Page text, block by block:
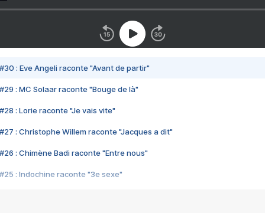
#30 : Eve Angeli raconte "Avant de partir"
#29 : MC Solaar raconte "Bouge de là"
#28 : Lorie raconte "Je vais vite"
#27 : Christophe Willem raconte "Jacques a dit"
#26 : Chimène Badi raconte "Entre nous"
#25 : Indochine raconte "3e sexe"